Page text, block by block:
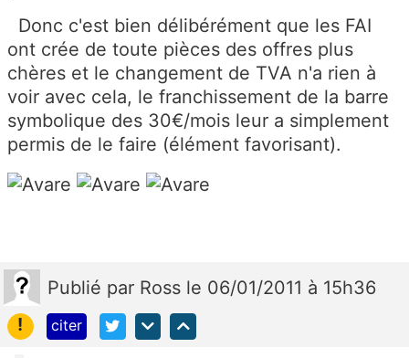
Donc c'est bien délibérément que les FAI
ont crée de toute pièces des offres plus
chères et le changement de TVA n'a rien à
voir avec cela, le franchissement de la barre
symbolique des 30€/mois leur a simplement
permis de le faire (élément favorisant).
Publié par Ross le 06/01/2011 à 15h36
!
citer